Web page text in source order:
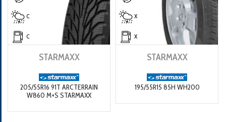
C
C
STARMAXX
205/55R16 91T ARCTERRAIN
W860 M+S STARMAXX
X
X
STARMAXX
195/55R15 85H WH200